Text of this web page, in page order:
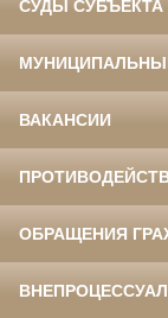
СУДЫ СУБЪЕКТА
ВАКАНСИИ
ОБРАЩЕНИЯ